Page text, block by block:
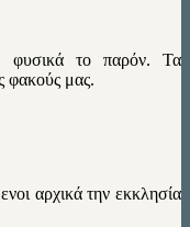
φυσικά το παρόν. Τα
φακούς μας.
αρχικά την εκκλησία